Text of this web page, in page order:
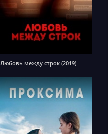
Любовь между строк (2019)